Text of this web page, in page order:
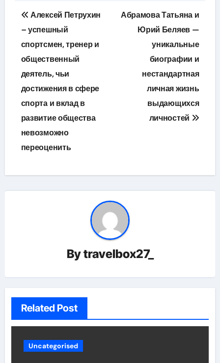
Навигация
по
записям
Алексей Петрухин
– успешный
спортсмен, тренер и
общественный
деятель, чьи
достижения в сфере
спорта и вклад в
развитие общества
невозможно
переоценить
Абрамова Татьяна и
Юрий Беляев —
уникальные
биографии и
нестандартная
личная жизнь
выдающихся
личностей
Bytravelbox27_
Related Post
Uncategorised